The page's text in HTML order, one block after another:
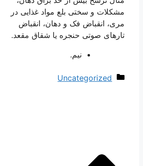
مشکلات و سختی بلع مواد غذایی در
مری، انقباض فک و دهان، انقباض
تارهای صوتی حنجره یا شقاق مقعد.
نیم.
دسته‌ها
Uncategorized